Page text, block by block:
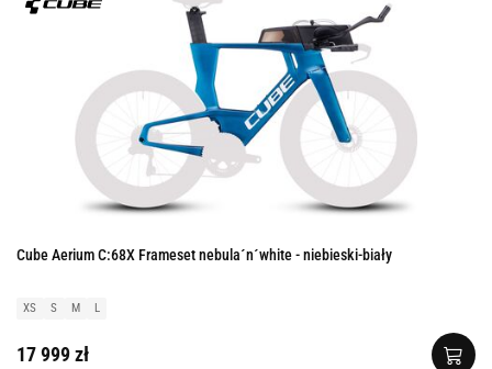
Cube Aerium C:68X Frameset nebula´n´white - niebieski-biały
XS S M L
17 999 zł